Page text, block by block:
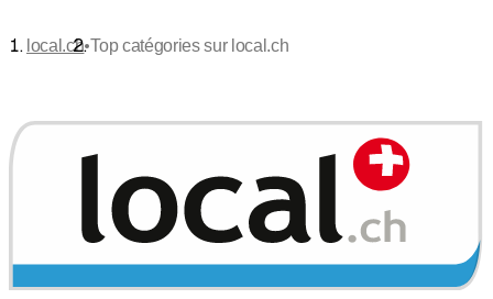
local.ch•Top catégories sur local.ch